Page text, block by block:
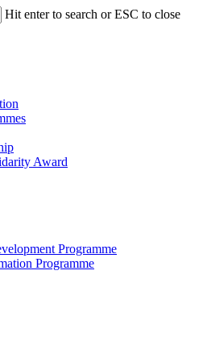
Hit enter to search or ESC to close
Award
Programme
Programme